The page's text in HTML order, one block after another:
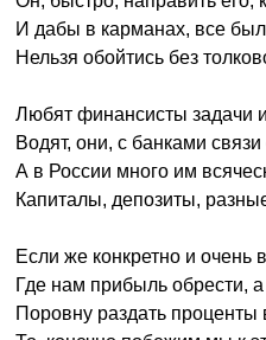
И дабы в карманах, все
Нельзя обойтись без
Любят финансисты задачи
Водят, они, с банками
А в России много им
Капиталы, депозиты,
Если же конкретно и очень
Где нам прибыль обрести, а
Поровну раздать проценты